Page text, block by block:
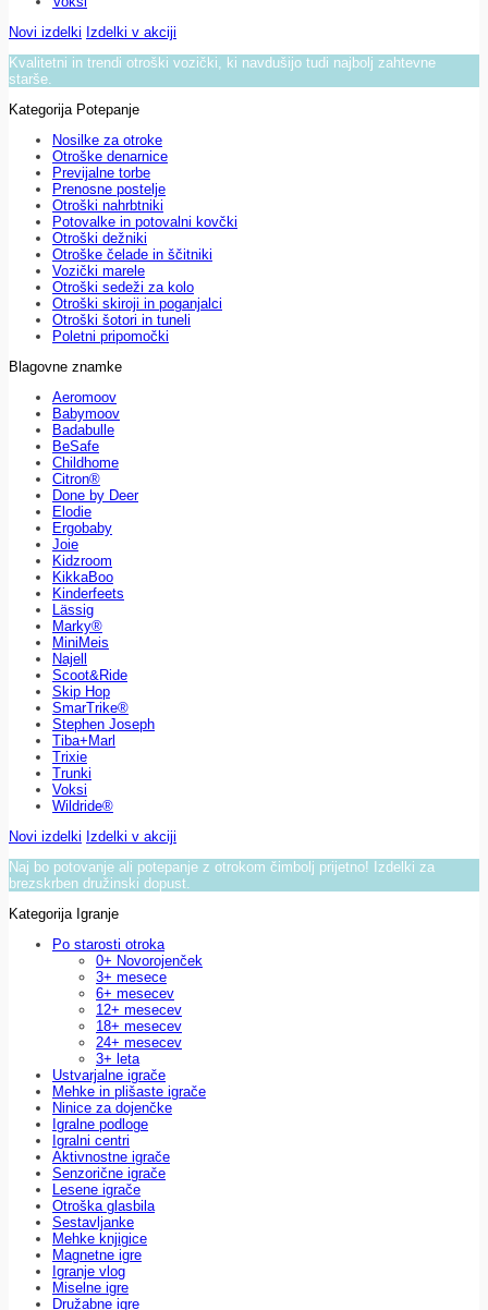
Novi izdelki Izdelki v akciji
Kvalitetni in trendi otroški vozički, ki navdušijo tudi najbolj zahtevne
starše.
Kategorija Potepanje
Nosilke za otroke
Otroške denarnice
Previjalne torbe
Prenosne postelje
Otroški nahrbtniki
Potovalke in potovalni kovčki
Otroški dežniki
Otroške čelade in ščitniki
Vozički marele
Otroški sedeži za kolo
Otroški skiroji in poganjalci
Otroški šotori in tuneli
Poletni pripomočki
Blagovne znamke
Aeromoov
Babymoov
Badabulle
BeSafe
Childhome
Citron®
Done by Deer
Elodie
Ergobaby
Joie
Kidzroom
KikkaBoo
Kinderfeets
Lässig
Marky®
MiniMeis
Najell
Scoot&Ride
Skip Hop
SmarTrike®
Stephen Joseph
Tiba+Marl
Trixie
Trunki
Voksi
Wildride®
Novi izdelki Izdelki v akciji
Naj bo potovanje ali potepanje z otrokom čimbolj prijetno! Izdelki za
brezskrben družinski dopust.
Kategorija Igranje
Po starosti otroka
0+ Novorojenček
3+ mesece
6+ mesecev
12+ mesecev
18+ mesecev
24+ mesecev
3+ leta
Ustvarjalne igrače
Mehke in plišaste igrače
Ninice za dojenčke
Igralne podloge
Igralni centri
Aktivnostne igrače
Senzorične igrače
Lesene igrače
Otroška glasbila
Sestavljanke
Mehke knjigice
Magnetne igre
Igranje vlog
Miselne igre
Družabne igre